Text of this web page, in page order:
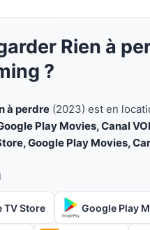
Rien à
?
à perdre (2023) est en
Play Movies, Canal
Google Play Movies,
TV Store Google Play